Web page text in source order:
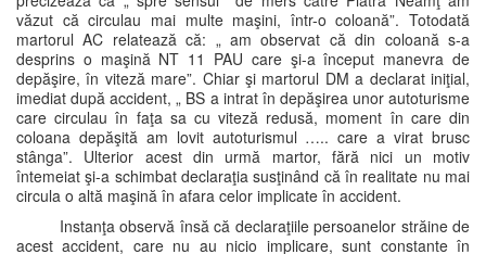
văzut că circulau mai multe maşini, într-o coloană”. Totodată
martorul AC relatează că: „ am observat că din coloană s-a
desprins o maşină NT 11 PAU care şi-a început manevra de
depăşire, în viteză mare”. Chiar şi martorul DM a declarat iniţial,
imediat după accident, „ BS a intrat în depăşirea unor autoturisme
care circulau în faţa sa cu viteză redusă, moment în care din
coloana depăşită am lovit autoturismul ….. care a virat brusc
stânga”. Ulterior acest din urmă martor, fără nici un motiv
întemeiat şi-a schimbat declaraţia susţinând că în realitate nu mai
circula o altă maşină în afara celor implicate în accident.
Instanţa observă însă că declaraţiile persoanelor străine de
acest accident, care nu au nicio implicare, sunt constante în